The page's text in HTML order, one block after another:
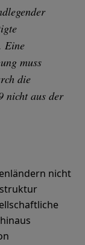
Eine
muss
die
nicht aus der
nicht